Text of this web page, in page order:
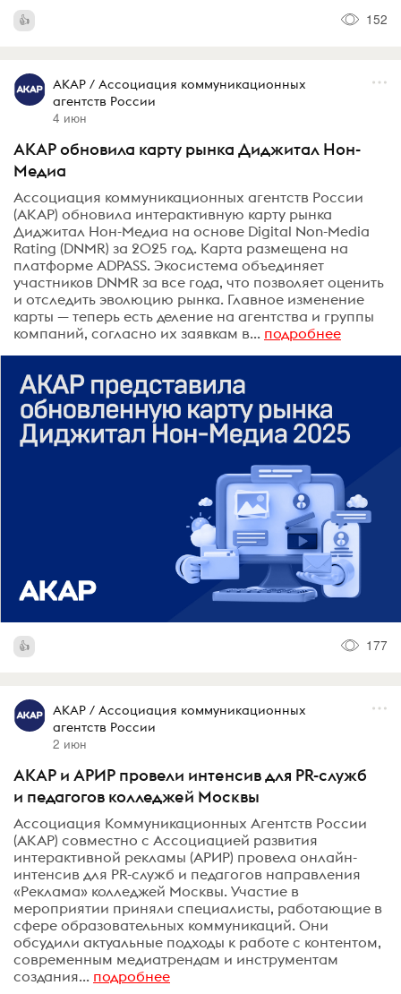
152
АКАР / Ассоциация коммуникационных
агентств России
4 июн
АКАР обновила карту рынка Диджитал Нон-
Медиа
Ассоциация коммуникационных агентств России
(АКАР) обновила интерактивную карту рынка
Диджитал Нон-Медиа на основе Digital Non-Media
Rating (DNMR) за 2025 год. Карта размещена на
платформе ADPASS. Экосистема объединяет
участников DNMR за все года, что позволяет оценить
и отследить эволюцию рынка. Главное изменение
карты — теперь есть деление на агентства и группы
компаний, согласно их заявкам в... подробнее
177
АКАР / Ассоциация коммуникационных
агентств России
2 июн
АКАР и АРИР провели интенсив для PR-служб
и педагогов колледжей Москвы
Ассоциация Коммуникационных Агентств России
(АКАР) совместно с Ассоциацией развития
интерактивной рекламы (АРИР) провела онлайн-
интенсив для PR-служб и педагогов направления
«Реклама» колледжей Москвы. Участие в
мероприятии приняли специалисты, работающие в
сфере образовательных коммуникаций. Они
обсудили актуальные подходы к работе с контентом,
современным медиатрендам и инструментам
создания... подробнее